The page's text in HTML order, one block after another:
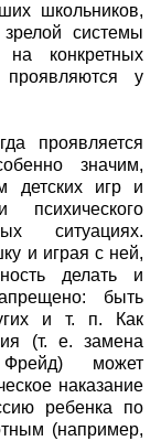
школьников,
системы
на конкретных
у
проявляется
значим,
детских игр и
ситуациях.
и играя с ней,
делать и
быть
и т. п. Как
(т. е. замена
может
наказание
ребенка по
(например,